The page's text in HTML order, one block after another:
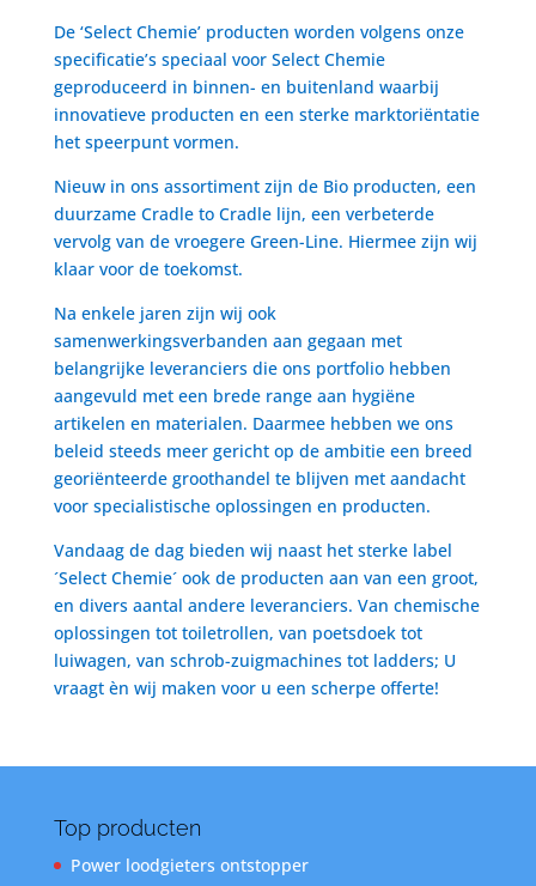
De ‘Select Chemie’ producten worden volgens onze
specificatie’s speciaal voor Select Chemie
geproduceerd in binnen- en buitenland waarbij
innovatieve producten en een sterke marktoriëntatie
het speerpunt vormen.
Nieuw in ons assortiment zijn de Bio producten, een
duurzame Cradle to Cradle lijn, een verbeterde
vervolg van de vroegere Green-Line. Hiermee zijn wij
klaar voor de toekomst.
Na enkele jaren zijn wij ook
samenwerkingsverbanden aan gegaan met
belangrijke leveranciers die ons portfolio hebben
aangevuld met een brede range aan hygiëne
artikelen en materialen. Daarmee hebben we ons
beleid steeds meer gericht op de ambitie een breed
georiënteerde groothandel te blijven met aandacht
voor specialistische oplossingen en producten.
Vandaag de dag bieden wij naast het sterke label
´Select Chemie´ ook de producten aan van een groot,
en divers aantal andere leveranciers. Van chemische
oplossingen tot toiletrollen, van poetsdoek tot
luiwagen, van schrob-zuigmachines tot ladders; U
vraagt èn wij maken voor u een scherpe offerte!
Top producten
Power loodgieters ontstopper